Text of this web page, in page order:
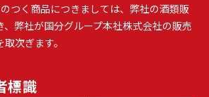
つく商品につきましては、弊社の酒類販
弊社が国分グループ本社株式会社の販売
次ぎます。
標識